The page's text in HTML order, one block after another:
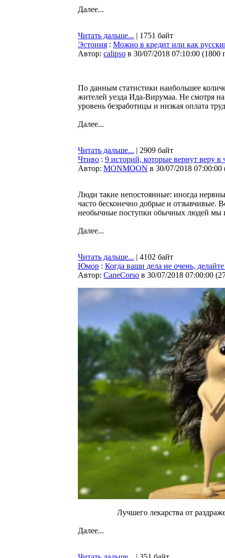
Далее...
Читать дальше... | 1751 байт
Эстония : Можно в кредит или как
Автор: calipso в 30/07/2018 07:10:00 (1800
По данным статистики наибольшее
жителей уезда Ида-Вирумаа. Не смотря
уровень безработицы и низкая оплата
Далее...
Читать дальше... | 2909 байт
Чтиво : 9 историй, которые вернут веру в
Автор: MONMOON в 30/07/2018 07:00:00
Люди такие непостоянные: иногда
часто бесконечно добрые и отзывчивые.
необычные поступки обычных людей мы
Далее...
Читать дальше... | 4102 байт
Юмор : Когда ваши дела не очень, делайте
Автор: CaneCorso в 30/07/2018 07:00:00 (
Лучшего лекарства от
Далее...